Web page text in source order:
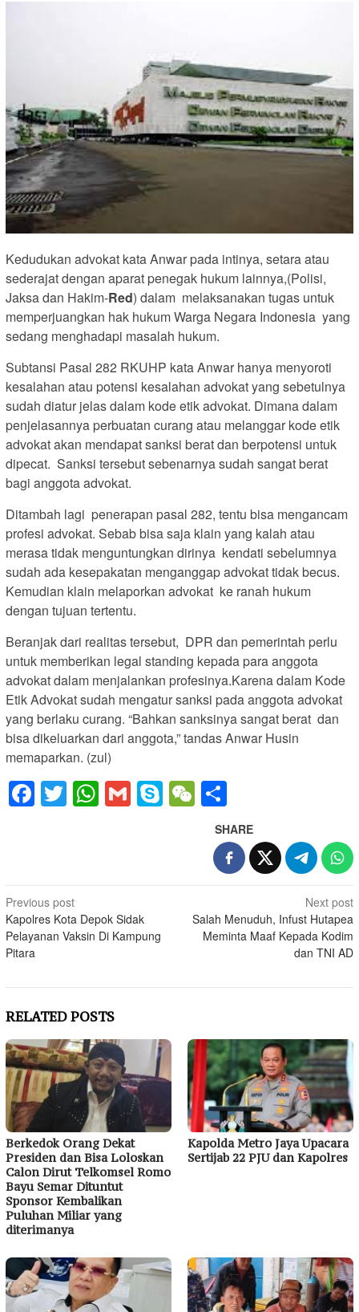
Kedudukan advokat kata Anwar pada intinya, setara atau
sederajat dengan aparat penegak hukum lainnya,(Polisi,
Jaksa dan Hakim-Red) dalam melaksanakan tugas untuk
memperjuangkan hak hukum Warga Negara Indonesia yang
sedang menghadapi masalah hukum.
Subtansi Pasal 282 RKUHP kata Anwar hanya menyoroti
kesalahan atau potensi kesalahan advokat yang sebetulnya
sudah diatur jelas dalam kode etik advokat. Dimana dalam
penjelasannya perbuatan curang atau melanggar kode etik
advokat akan mendapat sanksi berat dan berpotensi untuk
dipecat. Sanksi tersebut sebenarnya sudah sangat berat
bagi anggota advokat.
Ditambah lagi penerapan pasal 282, tentu bisa mengancam
profesi advokat. Sebab bisa saja klain yang kalah atau
merasa tidak menguntungkan dirinya kendati sebelumnya
sudah ada kesepakatan menganggap advokat tidak becus.
Kemudian klain melaporkan advokat ke ranah hukum
dengan tujuan tertentu.
Beranjak dari realitas tersebut, DPR dan pemerintah perlu
untuk memberikan legal standing kepada para anggota
advokat dalam menjalankan profesinya.Karena dalam Kode
Etik Advokat sudah mengatur sanksi pada anggota advokat
yang berlaku curang. “Bahkan sanksinya sangat berat dan
bisa dikeluarkan dari anggota,” tandas Anwar Husin
memaparkan. (zul)
Facebook
Twitter
WhatsApp
GmailSkypeWeChat
SHARE
Post
navigation
Previous post
Kapolres Kota Depok Sidak
Pelayanan Vaksin Di Kampung
Pitara
Next post
Salah Menuduh, Infust Hutapea
Meminta Maaf Kepada Kodim
dan TNI AD
RELATED POSTS
Berkedok Orang Dekat
Presiden dan Bisa Loloskan
Calon Dirut Telkomsel Romo
Bayu Semar Dituntut
Sponsor Kembalikan
Puluhan Miliar yang
diterimanya
Kapolda Metro Jaya Upacara
Sertijab 22 PJU dan Kapolres